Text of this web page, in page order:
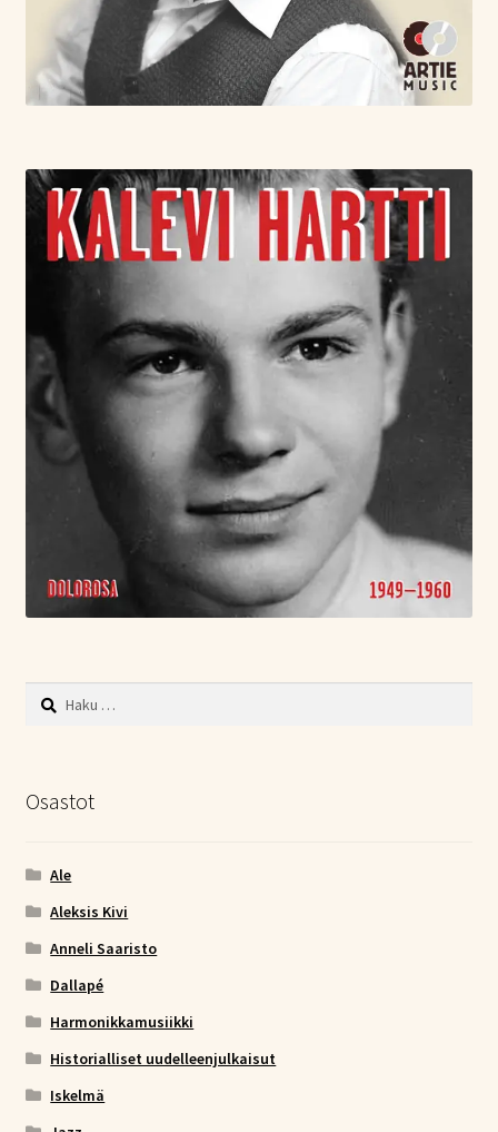
Haku:
Osastot
Ale
Aleksis Kivi
Anneli Saaristo
Dallapé
Harmonikkamusiikki
Historialliset uudelleenjulkaisut
Iskelmä